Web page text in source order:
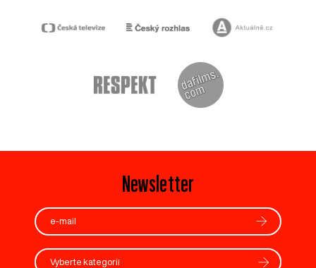
Newsletter
Vyberte kategorii